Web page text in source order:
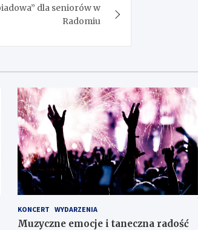
dla seniorów w
Radomiu
KONCERT WYDARZENIA
Muzyczne emocje i taneczna radość